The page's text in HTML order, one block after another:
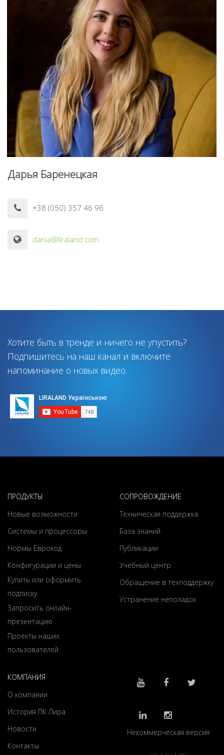
Дарья Баренецкая
+38 (050) 357 46 96
dariia@liraland.com
Хотите быть в тренде и ничего не упустить?
Подпишитесь на наш канал и включите
напоминание о новых видео.
ПРОДУКТЫ
Новые возможности
Системы и процессоры
Нормы Еврокод
Конфигурации и цены
Купить или оформить
подписку
Запросить онлайн-
презентацию
Проекты наших
пользователей
СОПРОВОЖДЕНИЕ
Техническая поддержка
База знаний
Публикации
Учебный центр
Обращение в техподдержку
Устранение неполадок
КОМПАНИЯ
О компании
История ПК Лира
Новости
Контакты
Некоммерческая версия